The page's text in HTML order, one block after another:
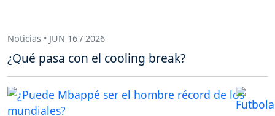
Noticias • JUN 16 / 2026
¿Qué pasa con el cooling break?